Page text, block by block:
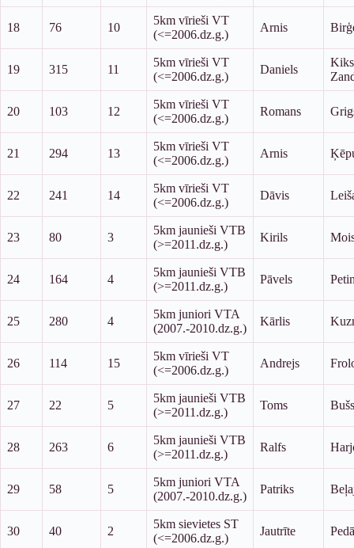
18 76 10
5km vīrieši VT
(<=2006.dz.g.)
Arnis
19 315 11
5km vīrieši VT
(<=2006.dz.g.)
Daniels
20 103 12
5km vīrieši VT
(<=2006.dz.g.)
Romans
21 294 13
5km vīrieši VT
(<=2006.dz.g.)
Arnis
22 241 14
5km vīrieši VT
(<=2006.dz.g.)
Dāvis
23 80 3
5km jaunieši VTB
(>=2011.dz.g.)
Kirils
24 164 4
5km jaunieši VTB
(>=2011.dz.g.)
Pāvels
25 280 4
5km juniori VTA
(2007.-2010.dz.g.)
Kārlis
26 114 15
5km vīrieši VT
(<=2006.dz.g.)
Andrejs
27 22 5
5km jaunieši VTB
(>=2011.dz.g.)
Toms Bušs
28 263 6
5km jaunieši VTB
(>=2011.dz.g.)
Ralfs
29 58 5
5km juniori VTA
(2007.-2010.dz.g.)
Patriks
30 40 2
5km sievietes ST
(<=2006.dz.g.)
Jautrīte